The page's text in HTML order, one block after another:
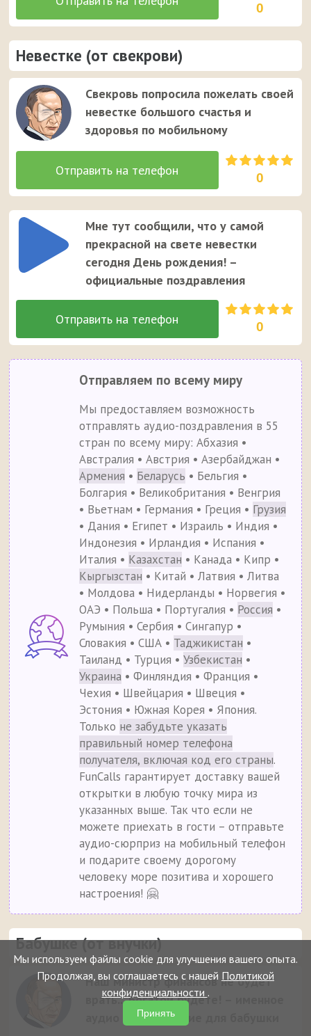
0
Невестке (от свекрови)
Свекровь попросила пожелать своей
невестке большого счастья и
здоровья по мобильному
0
Мне тут сообщили, что у самой
прекрасной на свете невестки
сегодня День рождения! –
официальные поздравления
0
Отправляем по всему миру
Мы предоставляем возможность
отправлять аудио-поздравления в 55
стран по всему миру: Абхазия •
Австралия • Австрия • Азербайджан •
Армения • Беларусь • Бельгия •
Болгария • Великобритания • Венгрия
• Вьетнам • Германия • Греция • Грузия
• Дания • Египет • Израиль • Индия •
Индонезия • Ирландия • Испания •
Италия • Казахстан • Канада • Кипр •
Кыргызстан • Китай • Латвия • Литва
• Молдова • Нидерланды • Норвегия •
ОАЭ • Польша • Португалия • Россия •
Румыния • Сербия • Сингапур •
Словакия • США • Таджикистан •
Таиланд • Турция •Узбекистан •
Украина • Финляндия • Франция •
Чехия • Швейцария • Швеция •
Эстония • Южная Корея • Япония.
Только не забудьте указать
правильный номер телефона
получателя, включая код его страны.
FunCalls гарантирует доставку вашей
открытки в любую точку мира из
указанных выше. Так что если не
можете приехать в гости – отправьте
аудио-сюрприз на мобильный телефон
и подарите своему дорогому
человеку море позитива и хорошего
настроения! 🤗
Бабушке (от внучки)
Наш министр финансов не будет
врать... Богатой будете! – именное
аудио поздравление для бабушки
Мы используем файлы cookie для улучшения вашего опыта.
Продолжая, вы соглашаетесь с нашей Политикой
конфиденциальности .
Принять